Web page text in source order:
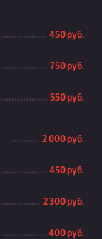
450 руб.
750 руб.
550 руб.
2 000 руб.
450 руб.
2 300 руб.
400 руб.